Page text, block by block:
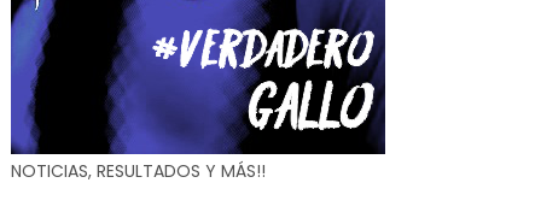
NOTICIAS, RESULTADOS Y MÁS!!